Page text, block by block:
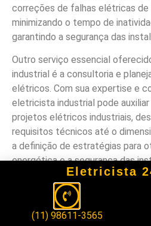
correções de falhas elétricas
minimizando o tempo de
garantindo a segurança das
Outro serviço essencial
industrial é a consultoria e
elétricos. Com sua expertise e
eletricista industrial pode
projetos elétricos industriais,
requisitos técnicos até o
a definição de estratégias para
energética e a segurança das
Em resumo, contar com um
qualificado em Vila Jahu
profissional capacitado para
Eletricista
(11) 98611-3565